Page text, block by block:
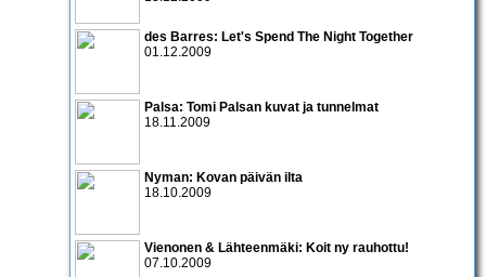
des Barres: Let's Spend The Night Together
01.12.2009
Palsa: Tomi Palsan kuvat ja tunnelmat
18.11.2009
Nyman: Kovan päivän ilta
18.10.2009
Vienonen & Lähteenmäki: Koit ny rauhottu!
07.10.2009